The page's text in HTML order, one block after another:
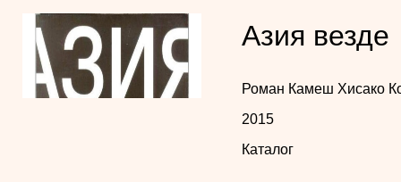
Азия везде
Роман Камеш Хисако
2015
Каталог